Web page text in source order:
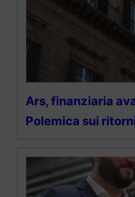
Ars, finanziaria
Polemica sui